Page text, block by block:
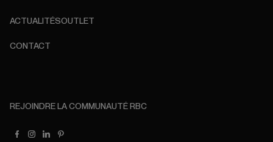
ACTUALITÉS
CONTACT
OUTLET
REJOINDRE LA COMMUNAUTÉ RBC